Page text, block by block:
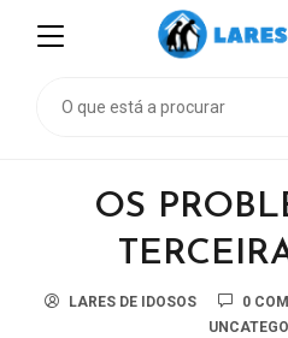
OS
LARES DE IDOSOS 0